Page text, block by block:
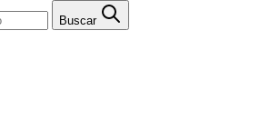
Buscar